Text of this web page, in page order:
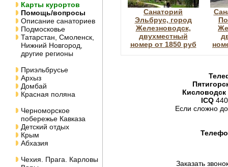
Карты курортов
Помощь/вопросы
Описание санаториев
Подмосковье
Татарстан, Смоленск,
Нижний Новгород,
другие регионы
Приэльбрусье
Архыз
Домбай
Красная поляна
Черноморское
побережье Кавказа
Детский отдых
Крым
Абхазия
Чехия. Прага. Карловы
Санаторий
Эльбрус, город
Железноводск,
двухместный
номер от 1850 руб
Кисловодск
ICQ
Если сложно
Заказать